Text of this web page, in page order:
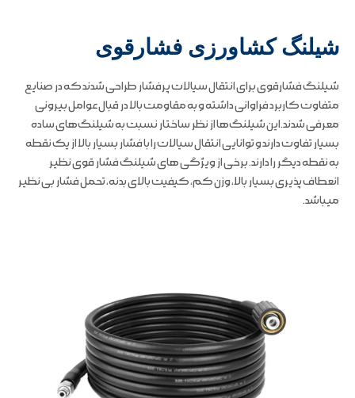
شیلنگ کشاورزی فشارقوی
شیلنگ فشارقوی برای انتقال سیالات پرفشار طراحی شدند که در صنایع
متفاوت کاربرد فراوانی داشته و به مقاومت بالا در قبال عوامل بیرونی
معرفی شدند.این شیلنگ‌ها از نظر ساختار نسبت به شیلنگ‌های ساده
بسیار تفاوت دارند و توانایی انتقال سیالات را با فشار بسیار بالا از یک نقطه
به نقطه دیگر را دارند. برخی از ویژگی های شیلنگ فشار قوی نظیر
انعطاف پذیری بسیار بالا، وزن کم، کیفیت بالای بدنه، تحمل فشار بی نظیر
میباشد.